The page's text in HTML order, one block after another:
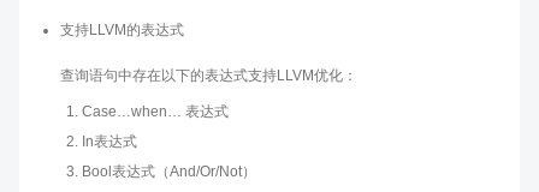
支持LLVM的表达式
查询语句中存在以下的表达式支持LLVM优化：
Case…when… 表达式
In表达式
Bool表达式（And/Or/Not）